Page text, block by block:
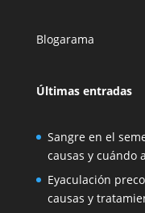
Blogarama
Últimas entradas
Sangre en el
causas y cuándo
Eyaculación
causas y